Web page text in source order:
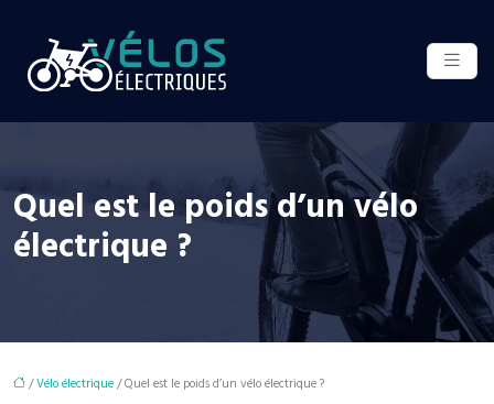
Quel est le poids d’un vélo
électrique ?
/Vélo électrique/ Quel est le poids d’un vélo électrique ?